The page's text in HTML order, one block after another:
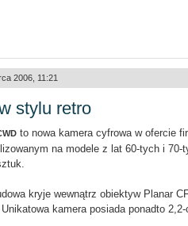
2006, 11:21
stylu retro
to nowa kamera cyfrowa w ofercie
na modele z lat 60-tych i
kryje wewnątrz obiektyw Planar
kamera posiada ponadto